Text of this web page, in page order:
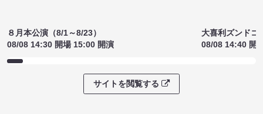
８月本公演（8/1～8/23）
08/08 14:30 開場 15:00 開演
大喜利ズンドコ
08/08 14:40 開
サイトを閲覧する